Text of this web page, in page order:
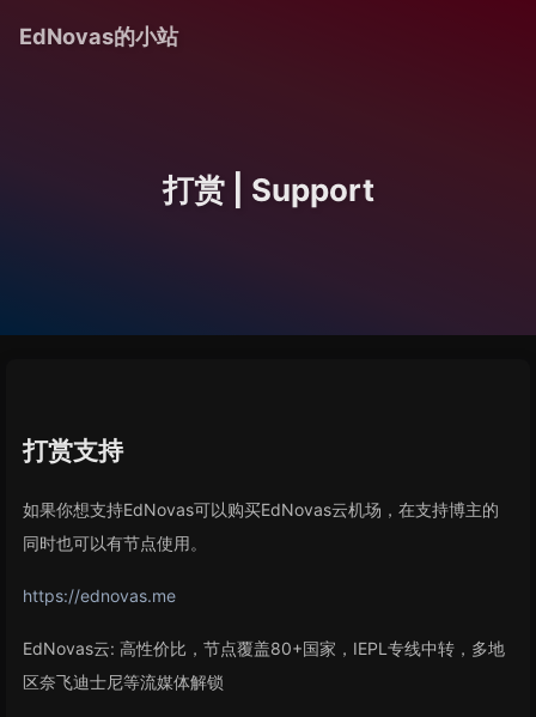
EdNovas的小站
打赏 | Support
打赏支持
如果你想支持EdNovas可以购买EdNovas云机场，在支持博主的
同时也可以有节点使用。
https://ednovas.me
EdNovas云: 高性价比，节点覆盖80+国家，IEPL专线中转，多地
区奈飞迪士尼等流媒体解锁